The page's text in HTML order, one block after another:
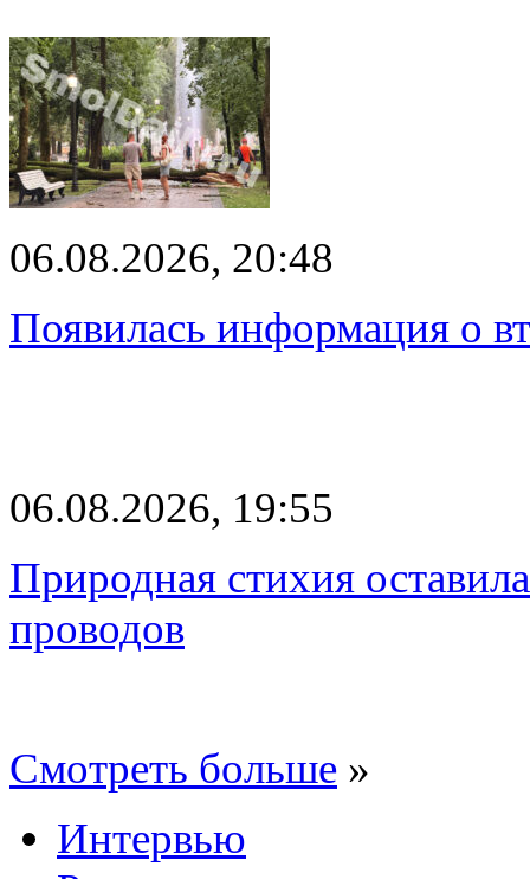
06.08.2026, 20:48
Появилась информация о
06.08.2026, 19:55
Природная стихия
проводов
Смотреть больше »
Интервью